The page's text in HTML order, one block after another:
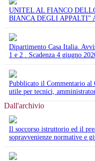
UNITEL AL FIANCO
BIANCA DEGLI APPALTI"
Dipartimento Casa Italia.
1 e 2 . Scadenza 4 giugno
Pubblicato il Commentario
utile per tecnici,
Dall'archivio
Il soccorso istruttorio ed il
sopravvenienze normative e